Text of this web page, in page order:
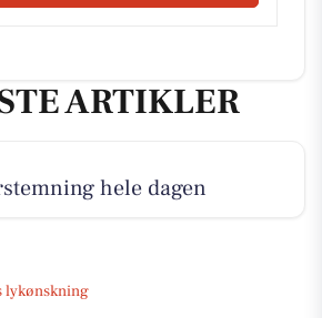
ARTIKLER
hele dagen
lykønskning